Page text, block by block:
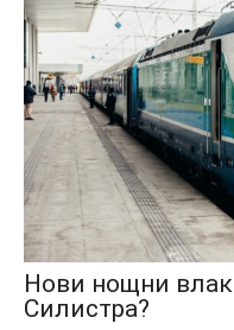
Нови нощни
Силистра?